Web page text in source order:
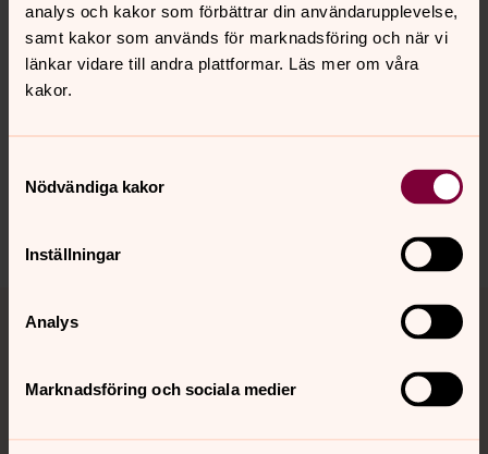
analys och kakor som förbättrar din användarupplevelse,
samt kakor som används för marknadsföring och när vi
länkar vidare till andra plattformar. Läs mer om våra
kakor.
Nödvändiga kakor
Inställningar
Analys
Marknadsföring och sociala medier
Senast ändrad 22 juni 2026
Synpunkter eller frågor på sidans
Dela